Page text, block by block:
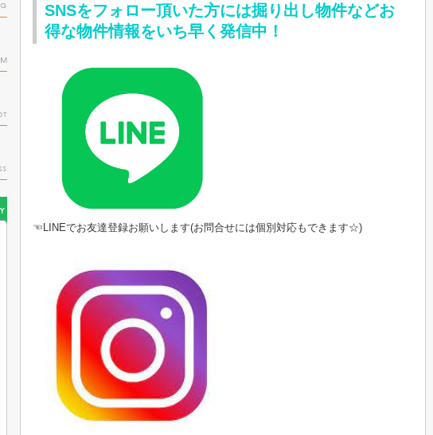
SNSをフォロー頂いた方には掘り出し物件などお
得な物件情報をいち早く発信中！
☜LINEでお友達登録お願いします(お問合せには個別対応もできます☆)